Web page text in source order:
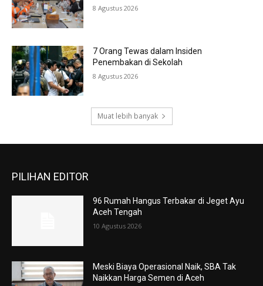
8 Agustus 2026
7 Orang Tewas dalam Insiden
Penembakan di Sekolah
8 Agustus 2026
Muat lebih banyak
PILIHAN EDITOR
96 Rumah Hangus Terbakar di Jeget Ayu
Aceh Tengah
10 Agustus 2026
Meski Biaya Operasional Naik, SBA Tak
Naikkan Harga Semen di Aceh